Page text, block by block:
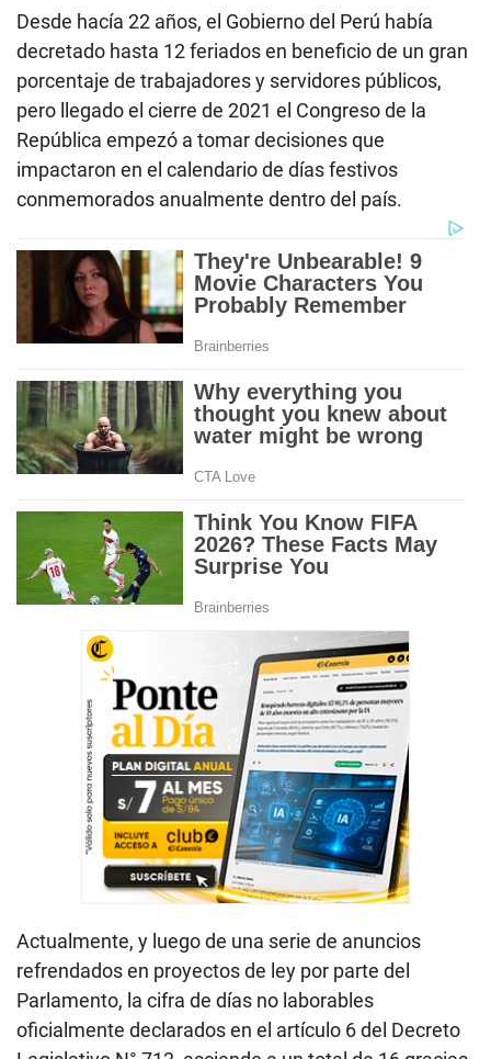
Desde hacía 22 años, el Gobierno del Perú había
decretado hasta 12 feriados en beneficio de un gran
porcentaje de trabajadores y servidores públicos,
pero llegado el cierre de 2021 el Congreso de la
República empezó a tomar decisiones que
impactaron en el calendario de días festivos
conmemorados anualmente dentro del país.
Actualmente, y luego de una serie de anuncios
refrendados en proyectos de ley por parte del
Parlamento, la cifra de días no laborables
oficialmente declarados en el artículo 6 del Decreto